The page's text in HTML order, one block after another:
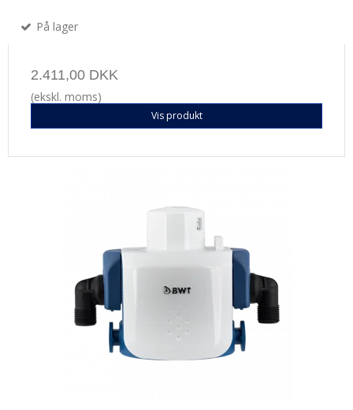
På lager
2.411,00 DKK
(ekskl. moms)
Vis produkt